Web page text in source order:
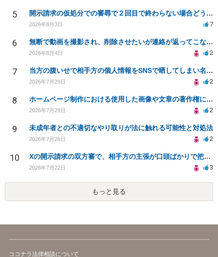
5 開示請求の仮処分での審尋で２回目で終わらない場合どうしたらいいですか
2026年8月3日 7
6 無断で動画を撮影され、削除させたいが連絡が返ってこない。
2026年8月4日 2
7 当方の腹いせで相手方の個人情報をSNSで晒してしまい名誉毀損させてしまったかもしれない
2026年7月29日 2
8 ホームページ制作における使用した画像や文章の著作権について
2026年7月29日 2
9 未成年者との不適切なやり取りが法に触れる可能性と対処法
2026年7月26日 2
10 Xの開示請求の双方審で、相手方の主張が口頭ばかりで把握しきれません
2026年7月22日 3
もっと見る
ココナラ法律相談について